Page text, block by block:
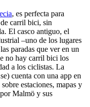
, es perfecta para
carril bici, sin
El casco antiguo, el
–uno de los lugares
paradas que ver en un
no hay carril bici los
a los ciclistas. La
cuenta con una app en
estaciones, mapas y
Malmö y sus